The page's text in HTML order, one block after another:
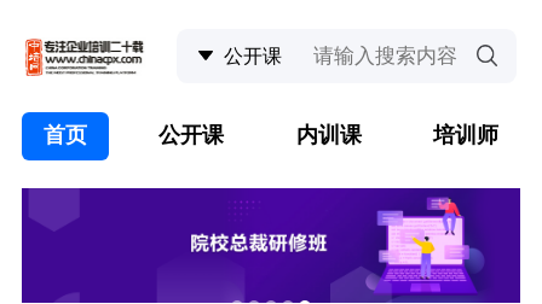
首页 公开课 内训课 培训师